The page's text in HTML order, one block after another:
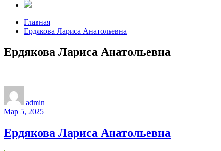
Главная
Ердякова Лариса Анатольевна
Ердякова Лариса Анатольевна
admin
Мар 5, 2025
Ердякова Лариса Анатольевна